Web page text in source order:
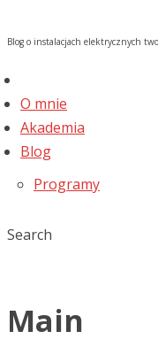
Blog o instalacjach elektrycznych
O mnie
Akademia
Blog
Programy
Search
Main